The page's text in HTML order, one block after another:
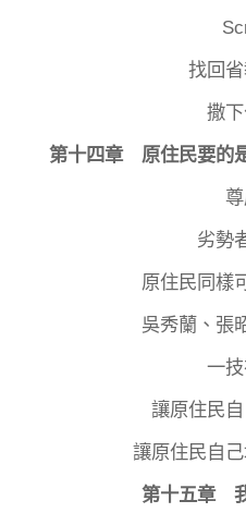
找回
撒
第十四章 原住民要的
劣勢
原住民同樣
吳秀蘭、張
一
讓原住民
讓原住民自
第十五章